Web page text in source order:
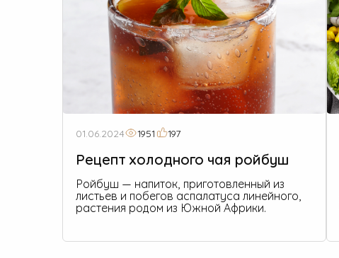
01.06.2024 1951 197
Рецепт холодного чая ройбуш
Ройбуш — напиток, приготовленный из
листьев и побегов аспалатуса линейного,
растения родом из Южной Африки.